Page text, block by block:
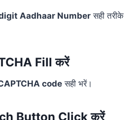
Aadhaar Number सही तरीके
Fill करें
codeसही भरें।
Button Click करें